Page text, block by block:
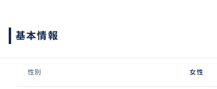
基本情報
性別 女性